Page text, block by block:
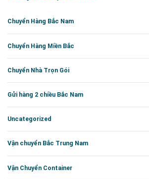
Chuyển Hàng Bắc Nam
Chuyển Hàng Miền Bắc
Chuyển Nhà Trọn Gói
Gửi hàng 2 chiều Bắc Nam
Uncategorized
Vận chuyển Bắc Trung Nam
Vận Chuyển Container